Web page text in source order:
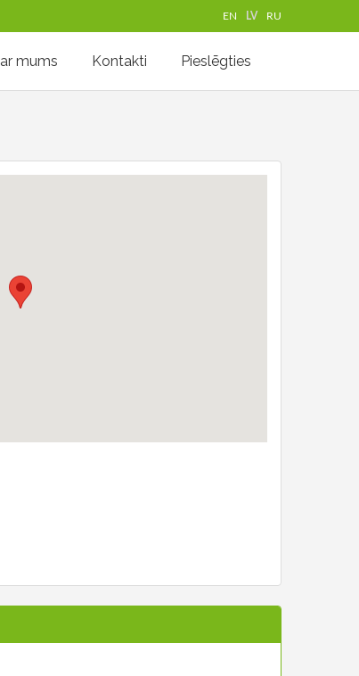
EN LV RU
mums Kontakti Pieslēgties